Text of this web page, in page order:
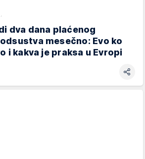
dva dana plaćenog
mesečno: Evo ko
i kakva je praksa u Evropi